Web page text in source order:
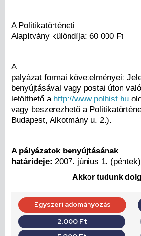
A Politikatörténeti
Alapítvány különdíja: 60 000 Ft
A
pályázat formai követelményei:
benyújtásával vagy postai úton
letölthető a http://www.polhist.hu
vagy beszerezhető a
Budapest, Alkotmány u. 2.).
A pályázatok benyújtásának
határideje: 2007. június 1. (péntek)
Akkor tudunk